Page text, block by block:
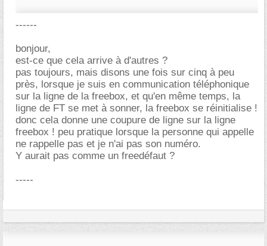
------
bonjour,
est-ce que cela arrive à d'autres ?
pas toujours, mais disons une fois sur cinq à peu
près, lorsque je suis en communication téléphonique
sur la ligne de la freebox, et qu'en même temps, la
ligne de FT se met à sonner, la freebox se réinitialise !
donc cela donne une coupure de ligne sur la ligne
freebox ! peu pratique lorsque la personne qui appelle
ne rappelle pas et je n'ai pas son numéro.
Y aurait pas comme un freedéfaut ?
-----